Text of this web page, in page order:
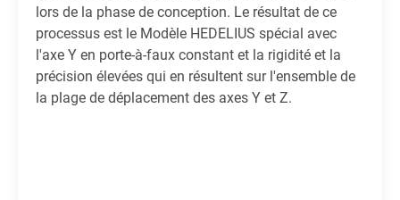
lors de la phase de conception. Le résultat de ce
processus est le Modèle HEDELIUS spécial avec
l'axe Y en porte-à-faux constant et la rigidité et la
précision élevées qui en résultent sur l'ensemble de
la plage de déplacement des axes Y et Z.